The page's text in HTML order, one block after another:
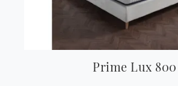
Prime Lux 800